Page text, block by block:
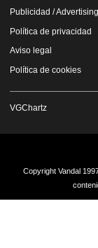
Publicidad / Advertising
Política de privacidad
Aviso legal
Política de cookies
VGChartz
Copyright Vandal